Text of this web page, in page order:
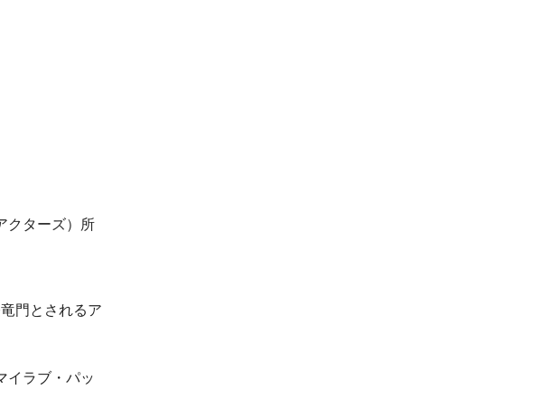
クターズ）所
門とされるア
イラブ・パッ